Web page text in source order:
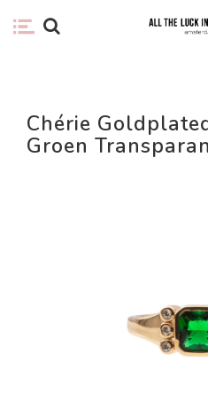
Chérie
Groen